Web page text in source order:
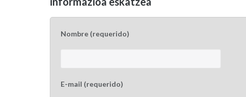
Nombre (requerido)
E-mail (requerido)